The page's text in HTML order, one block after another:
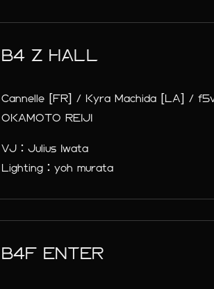
B4 Z HALL
Cannelle [FR] / Kyra Machida [LA] /
OKAMOTO REIJI
VJ：Julius Iwata
Lighting：yoh murata
B4F ENTER